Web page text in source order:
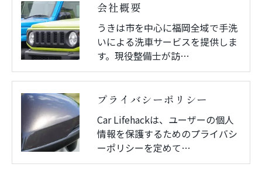
会社概要
うきは市を中心に福岡全域で手洗
いによる洗車サービスを提供しま
す。現役整備士が訪…
プライバシーポリシー
Car Lifehackは、ユーザーの個人
情報を保護するためのプライバシ
ーポリシーを定めて…